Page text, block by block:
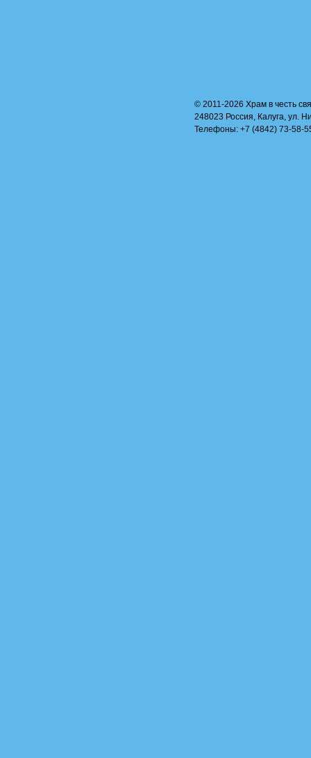
© 2011-2026 Храм в честь
248023 Россия, Калуга, ул.
Телефоны: +7 (4842) 73-58-